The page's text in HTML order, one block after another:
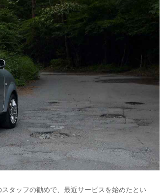
スタッフの勧めで、最近サービスを始めたとい